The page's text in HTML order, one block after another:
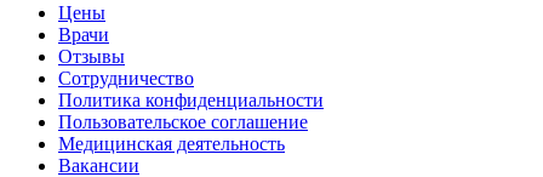
Цены
Врачи
Отзывы
Сотрудничество
Политика конфиденциальности
Пользовательское соглашение
Медицинская деятельность
Вакансии